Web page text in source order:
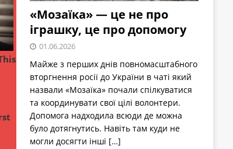
«Мозаїка» — це не про
іграшку, це про допомогу
01.06.2026
Майже з перших днів повномасштабного
вторгнення росії до України в чаті який
назвали «Мозаїка» почали спілкуватися
та координувати свої цілі волонтери.
Допомога надходила всюди де можна
було дотягнутись. Навіть там куди не
могли досягти інші […]